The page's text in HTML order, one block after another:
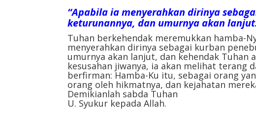
“Apabila ia menyerahkan dirinya
keturunannya, dan umurnya akan
Tuhan berkehendak meremukkan hamba-
menyerahkan dirinya sebagai kurban
umurnya akan lanjut, dan kehendak Tuhan
kesusahan jiwanya, ia akan melihat terang
berfirman: Hamba-Ku itu, sebagai orang
orang oleh hikmatnya, dan kejahatan
Demikianlah sabda Tuhan
U. Syukur kepada Allah.